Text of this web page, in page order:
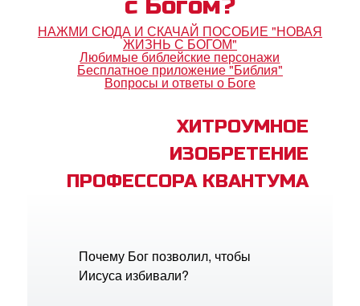
с Богом?
НАЖМИ СЮДА И СКАЧАЙ ПОСОБИЕ "НОВАЯ
ЖИЗНЬ С БОГОМ"
Любимые библейские персонажи
Бесплатное приложение "Библия"
Вопросы и ответы о Боге
ХИТРОУМНОЕ
ИЗОБРЕТЕНИЕ
ПРОФЕССОРА КВАНТУМА
Почему Бог позволил, чтобы
Иисуса избивали?